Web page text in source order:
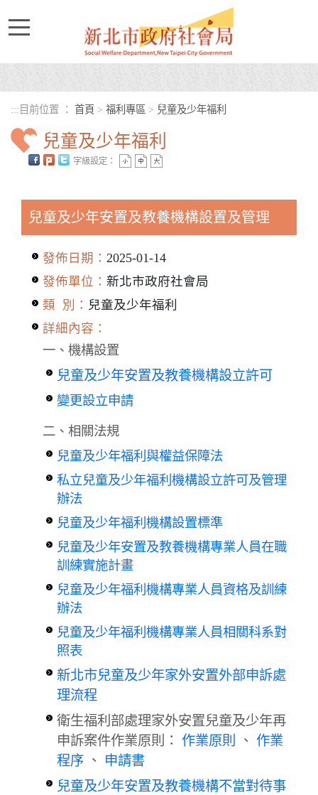
::: 目前位置 ： 首頁 > 福利專區 > 兒童及少年福利
兒童及少年福利
字級設定：
兒童及少年安置及教養機構設置及管理
發佈日期： 2025-01-14
發佈單位： 新北市政府社會局
類 別： 兒童及少年福利
詳細內容：
一、機構設置
兒童及少年安置及教養機構設立許可
變更設立申請
二、相關法規
兒童及少年福利與權益保障法
私立兒童及少年福利機構設立許可及管理
辦法
兒童及少年福利機構設置標準
兒童及少年安置及教養機構專業人員在職
訓練實施計畫
兒童及少年福利機構專業人員資格及訓練
辦法
兒童及少年福利機構專業人員相關科系對
照表
新北市兒童及少年家外安置外部申訴處
理流程
衛生福利部處理家外安置兒童及少年再
申訴案件作業原則： 作業原則 、 作業
程序 、 申請書
兒童及少年安置及教養機構不當對待事